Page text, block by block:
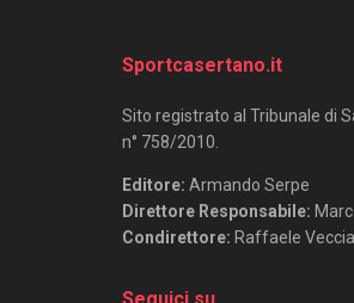
Sportcasertano.it
Sito registrato al Tribunale di
n° 758/2010.
Editore: Armando Serpe
Direttore Responsabile:
Condirettore: Raffaele Veccia